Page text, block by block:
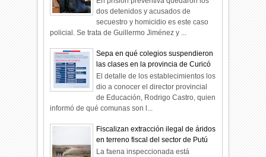
dos detenidos y acusados de
secuestro y homicidio es este caso
policial. Se trata de Guillermo Jiménez y ...
Sepa en qué colegios suspendieron
las clases en la provincia de Curicó
El detalle de los establecimientos los
dio a conocer el director provincial
de Educación, Rodrigo Castro, quien
informó de qué comunas son l...
Fiscalizan extracción ilegal de áridos
en terreno fiscal del sector de Putú
La faena inspeccionada está